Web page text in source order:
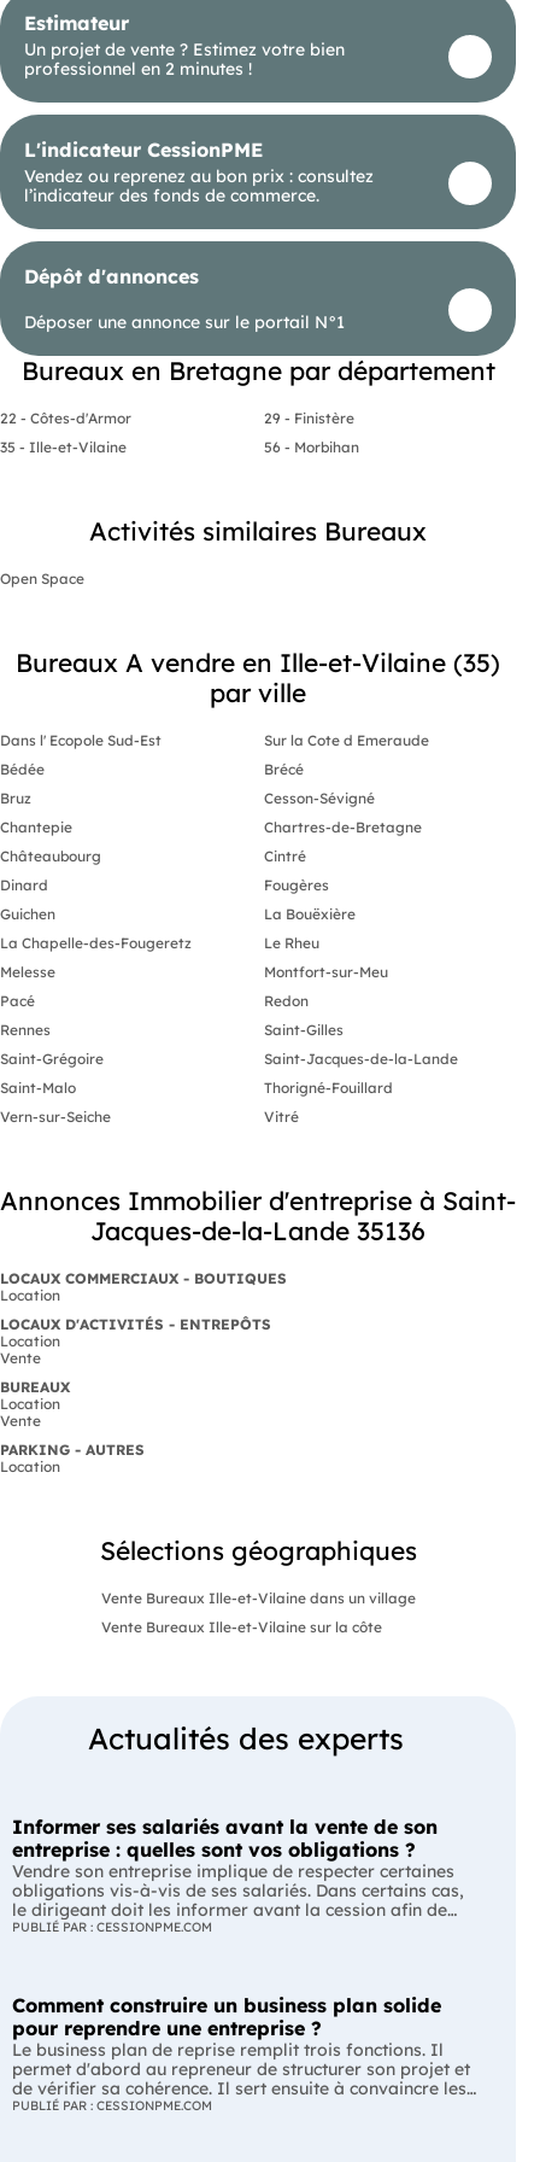
nombreux services de proximité (restaurants,
commerces, espaces verts, transports en
commun). Les programmes de bureaux neufs
manquez pas cette opportunité ! Contactez-nous
informations sur les risques naturels, miniers, ou
technologiques, auxquels ces biens sont exposés,
sont disponibles sur le site
Estimateur
Un projet de vente ? Estimez votre bien
professionnel en 2 minutes !
L'indicateur CessionPME
Vendez ou reprenez au bon prix : consultez
l’indicateur des fonds de commerce.
Dépôt d'annonces
Déposer une annonce sur le portail N°1
Bureaux en Bretagne par département
22 - Côtes-d'Armor
29 - Finistère
35 - Ille-et-Vilaine
56 - Morbihan
Activités similaires Bureaux
Open Space
Bureaux A vendre en Ille-et-Vilaine (35)
par ville
Dans l' Ecopole Sud-Est
Sur la Cote d Emeraude
Bédée
Brécé
Bruz
Cesson-Sévigné
Chantepie
Chartres-de-Bretagne
Châteaubourg
Cintré
Dinard
Fougères
Guichen
La Bouëxière
La Chapelle-des-Fougeretz
Le Rheu
Melesse
Montfort-sur-Meu
Pacé
Redon
Rennes
Saint-Gilles
Saint-Grégoire
Saint-Jacques-de-la-Lande
Saint-Malo
Thorigné-Fouillard
Vern-sur-Seiche
Vitré
Annonces Immobilier d'entreprise à Saint-
Jacques-de-la-Lande 35136
LOCAUX COMMERCIAUX - BOUTIQUES
Location
LOCAUX D'ACTIVITÉS - ENTREPÔTS
Location
Vente
BUREAUX
Location
Vente
PARKING - AUTRES
Location
Sélections géographiques
Vente Bureaux Ille-et-Vilaine dans un village
Vente Bureaux Ille-et-Vilaine sur la côte
Actualités des experts
Informer ses salariés avant la vente de son
entreprise : quelles sont vos obligations ?
Vendre son entreprise implique de respecter certaines
obligations vis-à-vis de ses salariés. Dans certains cas,
le dirigeant doit les informer avant la cession afin de
leur permettre, s'ils le souhaitent, de présenter une offre
L'essentiel Les entreprises de moins de 250 salariés sont
soumises, dans certains cas, à une obligation
d'information préalable des salariés. Cette obligation
concerne la vente d'un fonds de commerce ou la cession
de la majorité des titres d'une société. Le délai
d'information varie selon la taille de l'entreprise. Les
PUBLIÉ PAR : CESSIONPME.COM
Comment construire un business plan solide
pour reprendre une entreprise ?
Le business plan de reprise remplit trois fonctions. Il
permet d'abord au repreneur de structurer son projet et
de vérifier sa cohérence. Il sert ensuite à convaincre les
banques et les partenaires financiers de l'accompagner.
PUBLIÉ PAR : CESSIONPME.COM